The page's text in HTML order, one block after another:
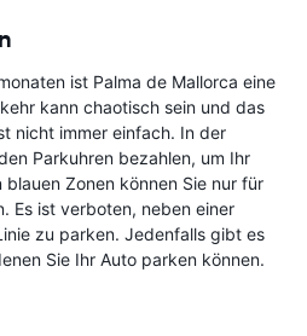
ist Palma de Mallorca eine
kann chaotisch sein und das
nicht immer einfach. In der
Parkuhren bezahlen, um Ihr
Zonen können Sie nur für
Es ist verboten, neben einer
zu parken. Jedenfalls gibt es
Sie Ihr Auto parken können.